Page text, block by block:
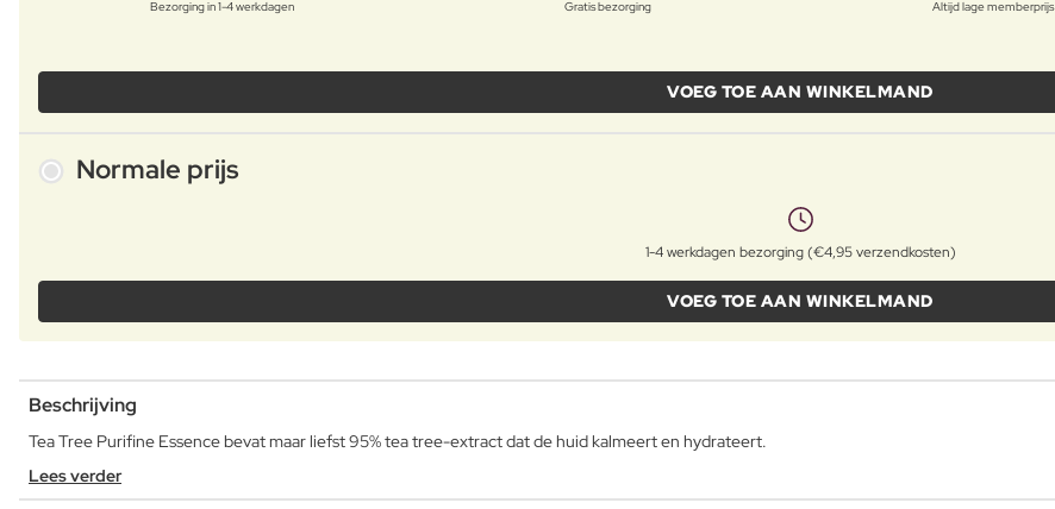
Bezorging in 1-4 werkdagen Gratis bezorging Altijd lage memberprijs
VOEG TOE AAN WINKELMAND
Normale prijs
1-4 werkdagen bezorging (€4,95 verzendkosten)
VOEG TOE AAN WINKELMAND
Beschrijving
Tea Tree Purifine Essence bevat maar liefst 95% tea tree-extract dat de huid kalmeert en hydrateert.
Lees verder